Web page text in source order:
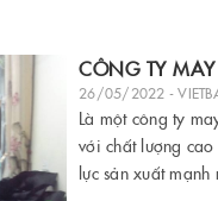
CÔNG TY
26/05/2022 -
Là một công ty
với chất lượng
lực sản xuất